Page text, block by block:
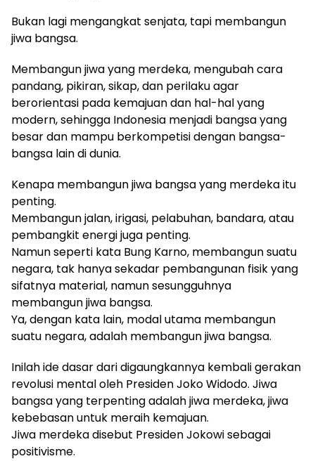
Bukan lagi mengangkat senjata, tapi membangun
jiwa bangsa.
Membangun jiwa yang merdeka, mengubah cara
pandang, pikiran, sikap, dan perilaku agar
berorientasi pada kemajuan dan hal-hal yang
modern, sehingga Indonesia menjadi bangsa yang
besar dan mampu berkompetisi dengan bangsa-
bangsa lain di dunia.
Kenapa membangun jiwa bangsa yang merdeka itu
penting.
Membangun jalan, irigasi, pelabuhan, bandara, atau
pembangkit energi juga penting.
Namun seperti kata Bung Karno, membangun suatu
negara, tak hanya sekadar pembangunan fisik yang
sifatnya material, namun sesungguhnya
membangun jiwa bangsa.
Ya, dengan kata lain, modal utama membangun
suatu negara, adalah membangun jiwa bangsa.
Inilah ide dasar dari digaungkannya kembali gerakan
revolusi mental oleh Presiden Joko Widodo. Jiwa
bangsa yang terpenting adalah jiwa merdeka, jiwa
kebebasan untuk meraih kemajuan.
Jiwa merdeka disebut Presiden Jokowi sebagai
positivisme.